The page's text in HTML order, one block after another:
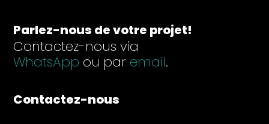
Parlez-nous de votre projet!
Contactez-nous via
WhatsApp ou par email.
Contactez-nous